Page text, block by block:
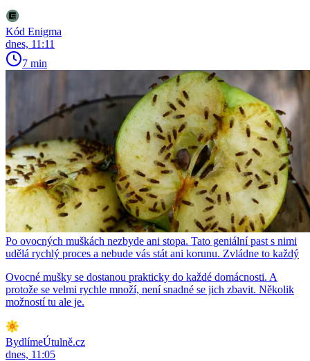
Kód Enigma
dnes, 11:11
7 min
Po ovocných muškách nezbyde ani stopa. Tato geniální past s nimi
udělá rychlý proces a nebude vás stát ani korunu. Zvládne to každý
Ovocné mušky se dostanou prakticky do každé domácnosti. A
protože se velmi rychle množí, není snadné se jich zbavit. Několik
možností tu ale je.
BydlímeÚtulně.cz
dnes, 11:05